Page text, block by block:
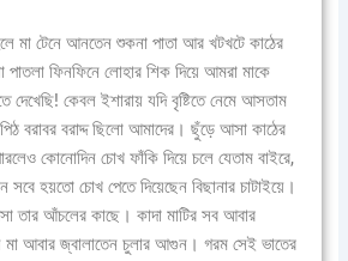
মা টেনে আনতেন শুকনা পাতা আর খটখটে কাঠের
ফিনফিনে লোহার শিক দিয়ে আমরা মাকে
কেবল ইশারায় যদি বৃষ্টিতে নেমে আসতাম
বরাবর বরাদ্দ ছিলো আমাদের। ছুঁড়ে আসা কাঠের
কোনোদিন চোখ ফাঁকি দিয়ে চলে যেতাম বাইরে,
সবে হয়তো চোখ পেতে দিয়েছেন বিছানার চাটাইয়ে।
তার আঁচলের কাছে। কাদা মাটির সব আবার
মা আবার জ্বালাতেন চুলার আগুন। গরম সেই ভাতের